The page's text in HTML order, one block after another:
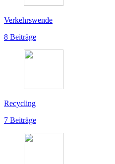
Verkehrswende
8 Beiträge
Recycling
7 Beiträge